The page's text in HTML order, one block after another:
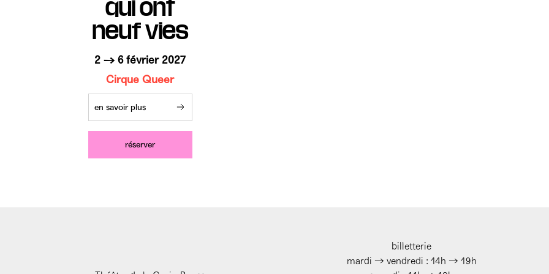
qui ont
neuf vies
2 → 6 février 2027
Cirque Queer
en savoir plus
réserver
billetterie
mardi → vendredi : 14h → 19h